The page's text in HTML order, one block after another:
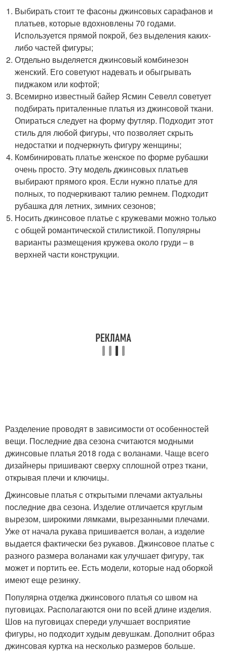
Выбирать стоит те фасоны джинсовых сарафанов и
платьев, которые вдохновлены 70 годами.
Используется прямой покрой, без выделения каких-
либо частей фигуры;
Отдельно выделяется джинсовый комбинезон
женский. Его советуют надевать и обыгрывать
пиджаком или кофтой;
Всемирно известный байер Ясмин Севелл советует
подбирать приталенные платья из джинсовой ткани.
Опираться следует на форму футляр. Подходит этот
стиль для любой фигуры, что позволяет скрыть
недостатки и подчеркнуть фигуру женщины;
Комбинировать платье женское по форме рубашки
очень просто. Эту модель джинсовых платьев
выбирают прямого кроя. Если нужно платье для
полных, то подчеркивают талию ремнем. Подходит
рубашка для летних, зимних сезонов;
Носить джинсовое платье с кружевами можно только
с общей романтической стилистикой. Популярны
варианты размещения кружева около груди – в
верхней части конструкции.
Разделение проводят в зависимости от особенностей
вещи. Последние два сезона считаются модными
джинсовые платья 2018 года с воланами. Чаще всего
дизайнеры пришивают сверху сплошной отрез ткани,
открывая плечи и ключицы.
Джинсовые платья с открытыми плечами актуальны
последние два сезона. Изделие отличается круглым
вырезом, широкими лямками, вырезанными плечами.
Уже от начала рукава пришивается волан, а изделие
выдается фактически без рукавов. Джинсовое платье с
разного размера воланами как улучшает фигуру, так
может и портить ее. Есть модели, которые над оборкой
имеют еще резинку.
Популярна отделка джинсового платья со швом на
пуговицах. Располагаются они по всей длине изделия.
Шов на пуговицах спереди улучшает восприятие
фигуры, но подходит худым девушкам. Дополнит образ
джинсовая куртка на несколько размеров больше.